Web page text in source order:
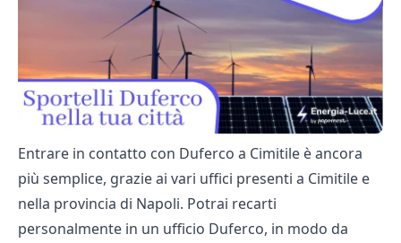
Entrare in contatto con Duferco a Cimitile è ancora
più semplice, grazie ai vari uffici presenti a Cimitile e
nella provincia di Napoli. Potrai recarti
personalmente in un ufficio Duferco, in modo da